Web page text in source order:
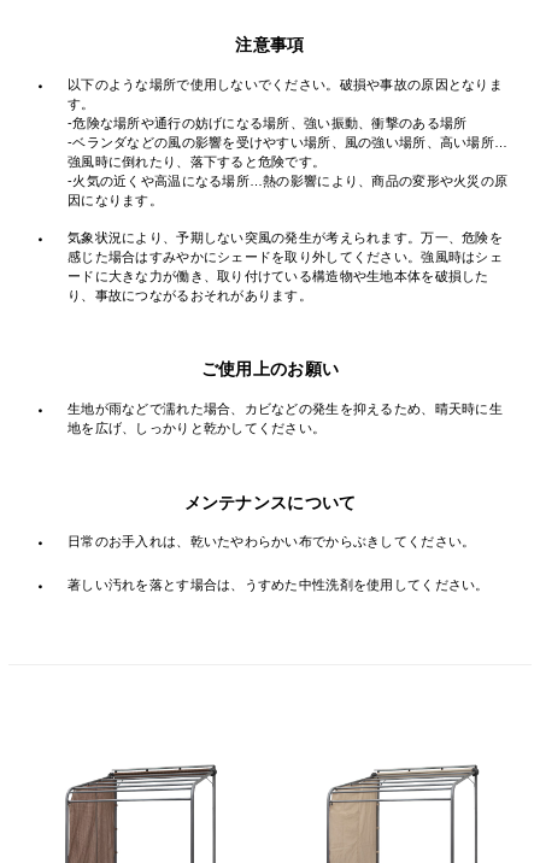
注意事項
・
以下のような場所で使用しないでください。破損や事故の原因となりま
す。
-危険な場所や通行の妨げになる場所、強い振動、衝撃のある場所
-ベランダなどの風の影響を受けやすい場所、風の強い場所、高い場所…
強風時に倒れたり、落下すると危険です。
-火気の近くや高温になる場所…熱の影響により、商品の変形や火災の原
因になります。
・
気象状況により、予期しない突風の発生が考えられます。万一、危険を
感じた場合はすみやかにシェードを取り外してください。強風時はシェ
ードに大きな力が働き、取り付けている構造物や生地本体を破損した
り、事故につながるおそれがあります。
ご使用上のお願い
・
生地が雨などで濡れた場合、カビなどの発生を抑えるため、晴天時に生
地を広げ、しっかりと乾かしてください。
メンテナンスについて
・ 日常のお手入れは、乾いたやわらかい布でからぶきしてください。
・ 著しい汚れを落とす場合は、うすめた中性洗剤を使用してください。